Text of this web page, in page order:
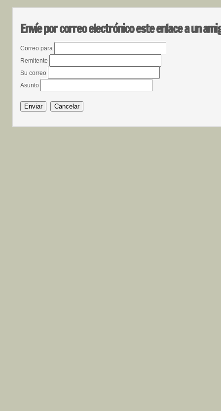
Envíe por correo electrónico este enlace a un
Correo para
Remitente
Su correo
Asunto
Enviar Cancelar